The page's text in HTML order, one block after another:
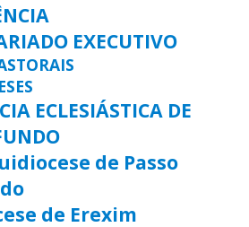
EXECUTIVO
ECLESIÁSTICA DE
de Passo
de Erexim